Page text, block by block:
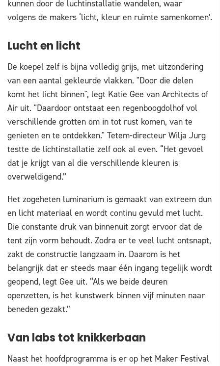
kunnen door de luchtinstallatie wandelen, waar
volgens de makers ‘licht, kleur en ruimte samenkomen’.
Lucht en licht
De koepel zelf is bijna volledig grijs, met uitzondering
van een aantal gekleurde vlakken. "Door die delen
komt het licht binnen", legt Katie Gee van Architects of
Air uit. "Daardoor ontstaat een regenboogdolhof vol
verschillende grotten om in tot rust komen, van te
genieten en te ontdekken." Tetem-directeur Wilja Jurg
testte de lichtinstallatie zelf ook al even. “Het gevoel
dat je krijgt van al die verschillende kleuren is
overweldigend.”
Het zogeheten luminarium is gemaakt van extreem dun
en licht materiaal en wordt continu gevuld met lucht.
Die constante druk van binnenuit zorgt ervoor dat de
tent zijn vorm behoudt. Zodra er te veel lucht ontsnapt,
zakt de constructie langzaam in. Daarom is het
belangrijk dat er steeds maar één ingang tegelijk wordt
geopend, legt Gee uit. “Als we beide deuren
openzetten, is het kunstwerk binnen vijf minuten naar
beneden gezakt.”
Van labs tot knikkerbaan
Naast het hoofdprogramma is er op het Maker Festival